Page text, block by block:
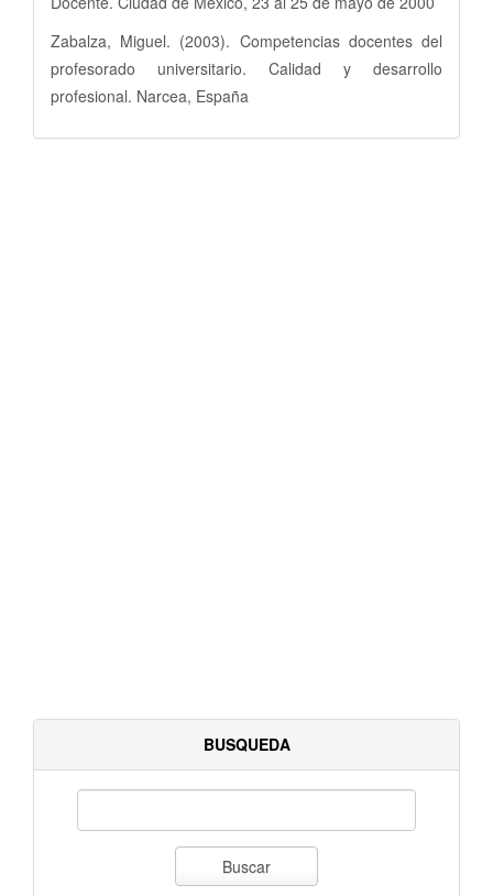
Zabalza, Miguel. (2003). Competencias docentes del
profesorado universitario. Calidad y desarrollo
profesional. Narcea, España
BUSQUEDA
Buscar